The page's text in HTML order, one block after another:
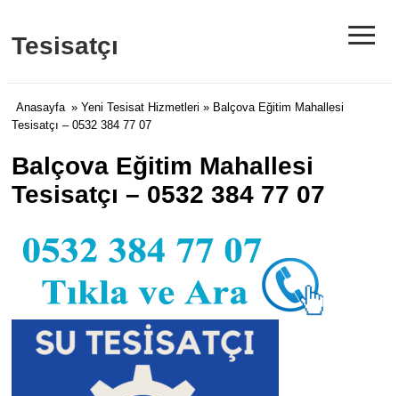
Tesisatçı ≡
Anasayfa » Yeni Tesisat Hizmetleri » Balçova Eğitim Mahallesi
Tesisatçı – 0532 384 77 07
Balçova Eğitim Mahallesi
Tesisatçı – 0532 384 77 07